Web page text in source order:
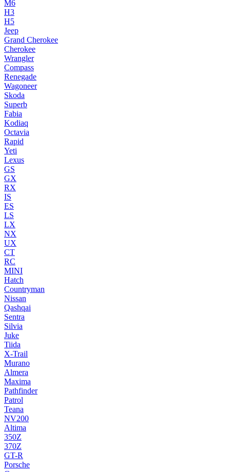
M6
H3
H5
Jeep
Grand Cherokee
Cherokee
Wrangler
Compass
Renegade
Wagoneer
Skoda
Superb
Fabia
Kodiaq
Octavia
Rapid
Yeti
Lexus
GS
GX
RX
IS
ES
LS
LX
NX
UX
CT
RC
MINI
Hatch
Countryman
Nissan
Qashqai
Sentra
Silvia
Juke
Tiida
X-Trail
Murano
Almera
Maxima
Pathfinder
Patrol
Teana
NV200
Altima
350Z
370Z
GT-R
Porsche